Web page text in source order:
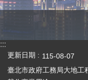
:::
更新日期
115-08-07
臺北市政府工務局大地工